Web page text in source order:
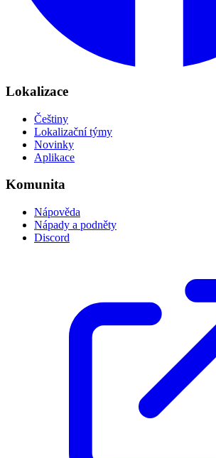
Lokalizace
Češtiny
Lokalizační týmy
Novinky
Aplikace
Komunita
Nápověda
Nápady a podněty
Discord